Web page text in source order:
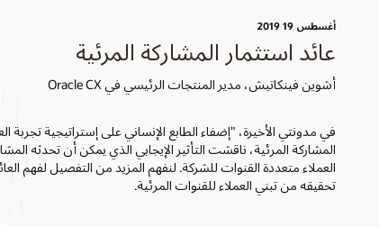
أغسطس 19؜ 2019
عائد استثمار المشاركة المرئية
أشوين فينكاتيش، مدير المنتجات الرئيسي في Oracle CX
المشاركة المرئية، ناقشت التأثير الإيجابي الذي يمكن أن تحدثه
تحقيقه من تبني العملاء للقنوات المرئية.